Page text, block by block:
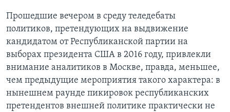
Прошедшие вечером в среду теледебаты
политиков, претендующих на выдвижение
кандидатом от Республиканской партии на
выборах президента США в 2016 году, привлекли
внимание аналитиков в Москве, правда, меньшее,
чем предыдущие мероприятия такого характера: в
нынешнем раунде пикировок республиканских
претендентов внешней политике практически не